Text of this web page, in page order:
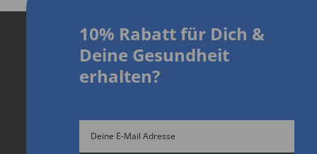
10% Rabatt für Dich &
Deine Gesundheit
erhalten?